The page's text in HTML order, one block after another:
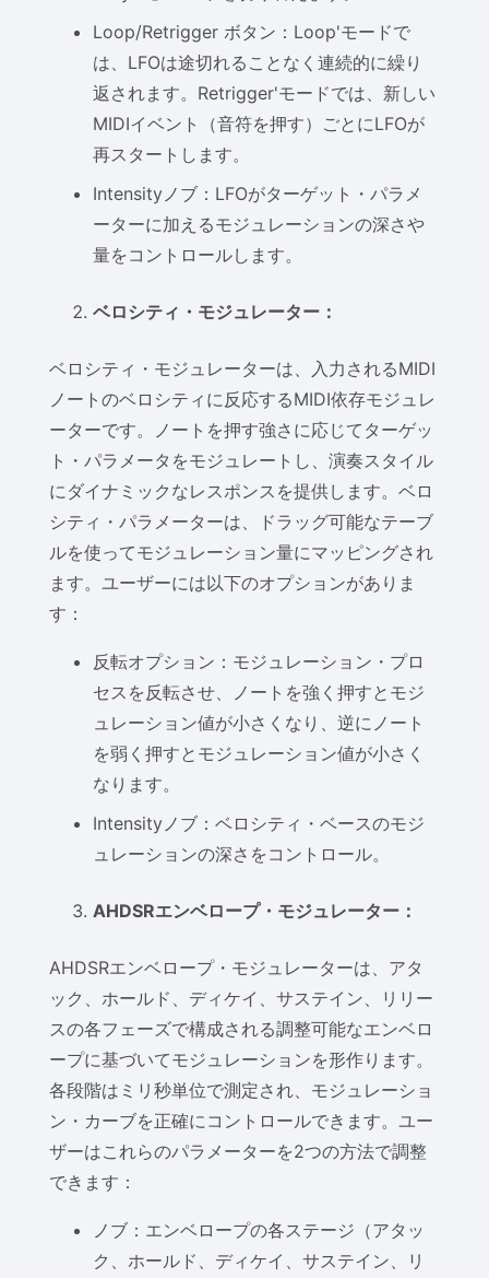
Loop/Retrigger ボタン：Loop'モードで
は、LFOは途切れることなく連続的に繰り
返されます。Retrigger'モードでは、新しい
MIDIイベント（音符を押す）ごとにLFOが
再スタートします。
Intensityノブ：LFOがターゲット・パラメ
ーターに加えるモジュレーションの深さや
量をコントロールします。
ベロシティ・モジュレーター：
ベロシティ・モジュレーターは、入力されるMIDI
ノートのベロシティに反応するMIDI依存モジュレ
ーターです。ノートを押す強さに応じてターゲッ
ト・パラメータをモジュレートし、演奏スタイル
にダイナミックなレスポンスを提供します。ベロ
シティ・パラメーターは、ドラッグ可能なテーブ
ルを使ってモジュレーション量にマッピングされ
ます。ユーザーには以下のオプションがありま
す：
反転オプション：モジュレーション・プロ
セスを反転させ、ノートを強く押すとモジ
ュレーション値が小さくなり、逆にノート
を弱く押すとモジュレーション値が小さく
なります。
Intensityノブ：ベロシティ・ベースのモジ
ュレーションの深さをコントロール。
AHDSRエンベロープ・モジュレーター：
AHDSRエンベロープ・モジュレーターは、アタ
ック、ホールド、ディケイ、サステイン、リリー
スの各フェーズで構成される調整可能なエンベロ
ープに基づいてモジュレーションを形作ります。
各段階はミリ秒単位で測定され、モジュレーショ
ン・カーブを正確にコントロールできます。ユー
ザーはこれらのパラメーターを2つの方法で調整
できます：
ノブ：エンベロープの各ステージ（アタッ
ク、ホールド、ディケイ、サステイン、リ